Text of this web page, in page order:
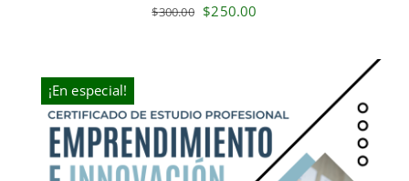
$300.00 Original
$250.00
¡En especial!